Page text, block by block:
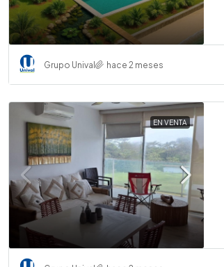
Grupo Unival hace 2 meses
EN VENTA